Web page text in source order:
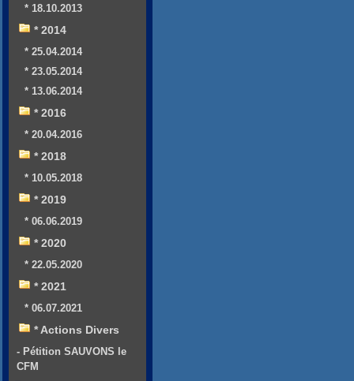
* 18.10.2013
* 2014
* 25.04.2014
* 23.05.2014
* 13.06.2014
* 2016
* 20.04.2016
* 2018
* 10.05.2018
* 2019
* 06.06.2019
* 2020
* 22.05.2020
* 2021
* 06.07.2021
* Actions Divers
- Pétition SAUVONS le
CFM